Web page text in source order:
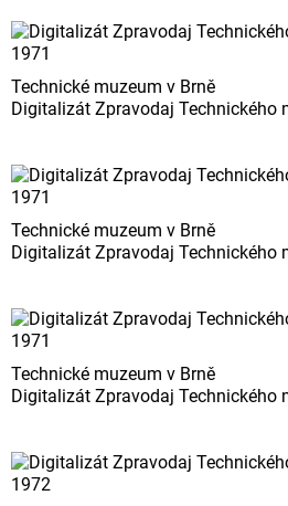
Technické muzeum v Brně
Digitalizát Zpravodaj Technického
Technické muzeum v Brně
Digitalizát Zpravodaj Technického
Technické muzeum v Brně
Digitalizát Zpravodaj Technického